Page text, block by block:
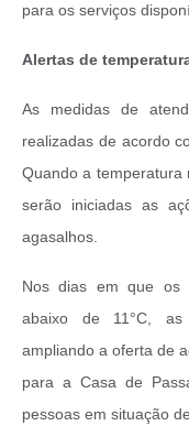
para os serviços
Alertas de
As medidas de
realizadas de acordo
Quando a temperatura
serão iniciadas as
agasalhos.
Nos dias em que os
abaixo de 11°C, as
ampliando a oferta de
para a Casa de
pessoas em situação